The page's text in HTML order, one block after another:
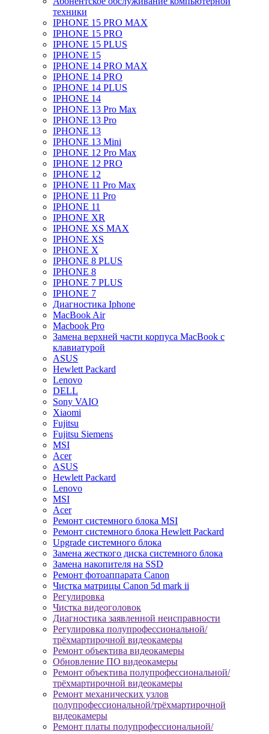
техники
IPHONE 15 PRO MAX
IPHONE 15 PRO
IPHONE 15 PLUS
IPHONE 15
IPHONE 14 PRO MAX
IPHONE 14 PRO
IPHONE 14 PLUS
IPHONE 14
IPHONE 13 Pro Max
IPHONE 13 Pro
IPHONE 13
IPHONE 13 Mini
IPHONE 12 Pro Max
IPHONE 12 PRO
IPHONE 12
IPHONE 11 Pro Max
IPHONE 11 Pro
IPHONE 11
IPHONE XR
IPHONE XS MAX
IPHONE XS
IPHONE X
IPHONE 8 PLUS
IPHONE 8
IPHONE 7 PLUS
IPHONE 7
Диагностика Iphone
MacBook Air
Macbook Pro
Замена верхней части корпуса MacBook с
клавиатурой
ASUS
Hewlett Packard
Lenovo
DELL
Sony VAIO
Xiaomi
Fujitsu
Fujitsu Siemens
MSI
Acer
ASUS
Hewlett Packard
Lenovo
MSI
Acer
Ремонт системного блока MSI
Ремонт системного блока Hewlett Packard
Upgrade системного блока
Замена жесткого диска системного блока
Замена накопителя на SSD
Ремонт фотоаппарата Canon
Чистка матрицы Canon 5d mark ii
Регулировка
Чистка видеоголовок
Диагностика заявленной неисправности
Регулировка полупрофессиональной/
трёхмартирочной видеокамеры
Ремонт объектива видеокамеры
Обновление ПО видеокамеры
Ремонт объектива полупрофессиональной/
трёхмартирочной видеокамеры
Ремонт механических узлов
полупрофессиональной/трёхмартирочной
видеокамеры
Ремонт платы полупрофессиональной/